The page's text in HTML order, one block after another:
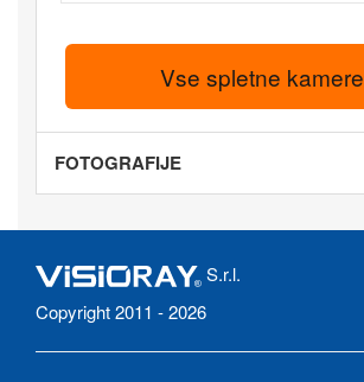
Vse spletne kamere
FOTOGRAFIJE
S.r.l.
Copyright 2011 - 2026